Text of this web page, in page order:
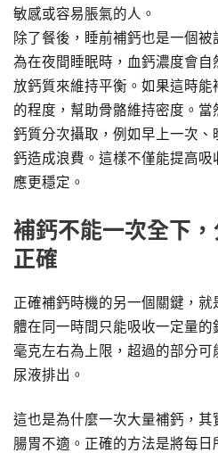
敏感或容易脹氣的人。
除了餐後，睡前補鈣也是一個
為在夜間睡眠時，血鈣濃度會
放鈣質來維持平衡。如果這時
的程度，幫助骨骼維持密度。
鈣質分次攝取，例如早上一次
鈣造成浪費。這樣不僅能提高
應更穩定。
補鈣不能一次全下
正確
正確補鈣時機的另一個關鍵，
體在同一時間只能吸收一定量
毫克左右為上限，超過的部分
尿液排出。
這也是為什麼一次大量補鈣，
腸胃不適。正確的方法是將每日